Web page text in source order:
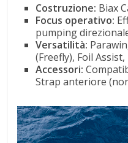
Costruzione: Biax
Focus operativo:
pumping
Versatilità:
(Freefly), Foil
Accessori:
Strap anteriore